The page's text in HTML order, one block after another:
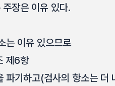
장은 이유 있다.
는 이유 있으므로
제6항
파기하고(검사의 항소는